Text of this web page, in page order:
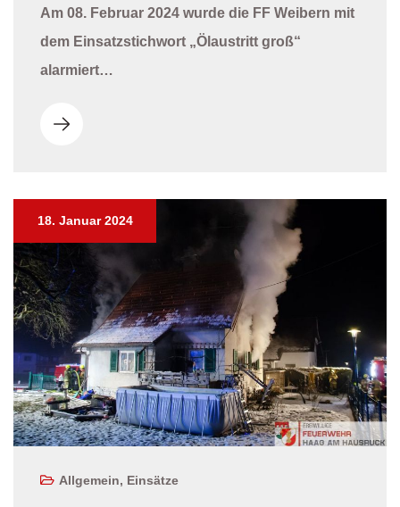
Am 08. Februar 2024 wurde die FF Weibern mit
dem Einsatzstichwort „Ölaustritt groß“
alarmiert…
18. Januar 2024
Allgemein, Einsätze